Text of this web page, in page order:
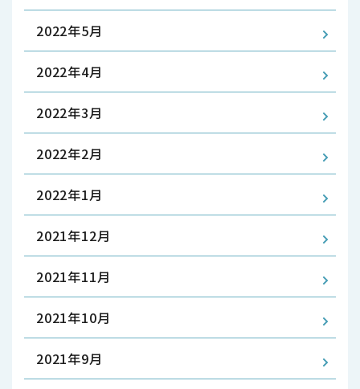
2022年5月
2022年4月
2022年3月
2022年2月
2022年1月
2021年12月
2021年11月
2021年10月
2021年9月